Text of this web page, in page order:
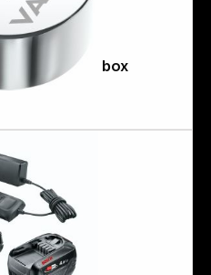
10x1 Varta electronic V 13 GA PU inner box